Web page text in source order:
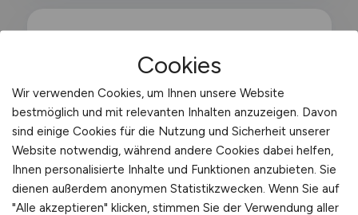
Was macht ein
Auslieferungsfahrer?
Als Auslieferungsfahrer arbeitest du im
Auftrag eines Haendlers. Grosshaendlers
oder Herstellers und bringst Waren direkt
zu gewerblichen oder privaten Kunden.
Cookies
Wir verwenden Cookies, um Ihnen unsere Website
bestmöglich und mit relevanten Inhalten anzuzeigen. Davon
sind einige Cookies für die Nutzung und Sicherheit unserer
Website notwendig, während andere Cookies dabei helfen,
Ihnen personalisierte Inhalte und Funktionen anzubieten. Sie
dienen außerdem anonymen Statistikzwecken. Wenn Sie auf
"Alle akzeptieren" klicken, stimmen Sie der Verwendung aller